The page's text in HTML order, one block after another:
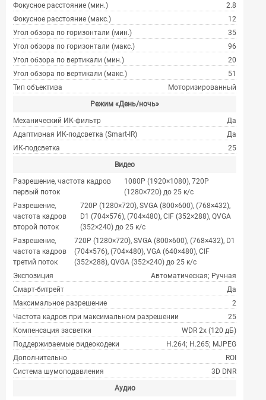
Фокусное расстояние (мин.)
2.8
Фокусное расстояние (макс.)
12
Угол обзора по горизонтали (мин.)
35
Угол обзора по горизонтали (макс.)
96
Угол обзора по вертикали (мин.)
20
Угол обзора по вертикали (макс.)
51
Тип объектива
Моторизированный
Режим «День/ночь»
Механический ИК-фильтр
Да
Адаптивная ИК-подсветка (Smart-IR)
Да
ИК-подсветка
25
Видео
Разрешение, частота кадров
первый поток
1080P (1920×1080), 720P
(1280×720) до 25 к/с
Разрешение,
частота кадров
второй поток
720P (1280×720), SVGA (800×600), (768×432),
D1 (704×576), (704×480), CIF (352×288), QVGA
(352×240) до 25 к/с
Разрешение,
частота кадров
третий поток
720P (1280×720), SVGA (800×600), (768×432), D1
(704×576), (704×480), VGA (640×480), CIF
(352×288), QVGA (352×240) до 25 к/с
Экспозиция
Автоматическая; Ручная
Смарт-битрейт
Да
Максимальное разрешение
2
Частота кадров при максимальном разрешении
25
Компенсация засветки
WDR 2x (120 дБ)
Поддерживаемые видеокодеки
H.264; H.265; MJPEG
Дополнительно
ROI
Система шумоподавления
3D DNR
Аудио